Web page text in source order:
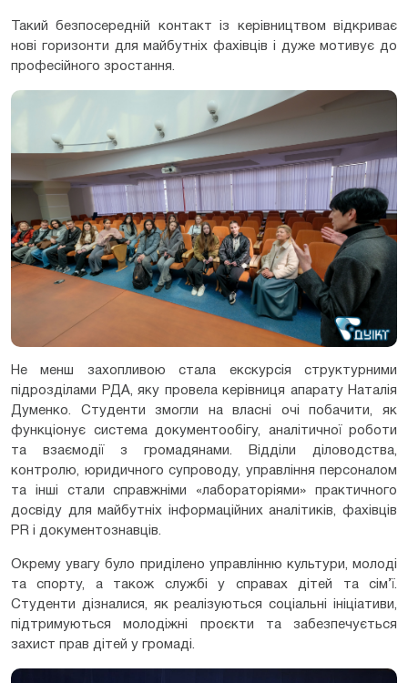
Такий безпосередній контакт із керівництвом відкриває
нові горизонти для майбутніх фахівців і дуже мотивує до
професійного зростання.
Не менш захопливою стала екскурсія структурними
підрозділами РДА, яку провела керівниця апарату Наталія
Думенко. Студенти змогли на власні очі побачити, як
функціонує система документообігу, аналітичної роботи
та взаємодії з громадянами. Відділи діловодства,
контролю, юридичного супроводу, управління персоналом
та інші стали справжніми «лабораторіями» практичного
досвіду для майбутніх інформаційних аналітиків, фахівців
PR і документознавців.
Окрему увагу було приділено управлінню культури, молоді
та спорту, а також службі у справах дітей та сім’ї.
Студенти дізналися, як реалізуються соціальні ініціативи,
підтримуються молодіжні проєкти та забезпечується
захист прав дітей у громаді.